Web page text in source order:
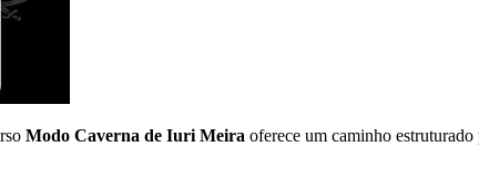
Modo Caverna de Iuri Meira oferece um caminho